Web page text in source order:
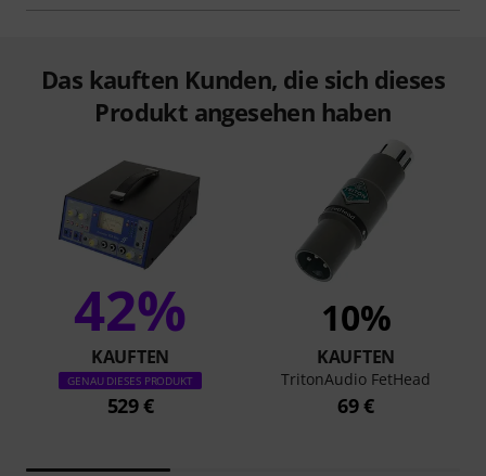
Das kauften Kunden, die sich dieses
Produkt angesehen haben
42%
KAUFTEN
GENAU DIESES PRODUKT
529 €
10%
KAUFTEN
TritonAudio FetHead
69 €